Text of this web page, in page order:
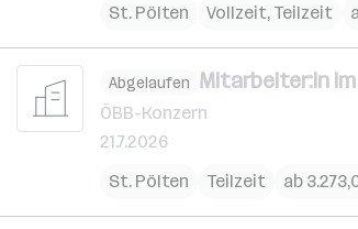
St. Pölten
Vollzeit, Teilzeit
Abgelaufen Mitarbeiter:in
ÖBB-Konzern
21.7.2026
St. Pölten
Teilzeit ab